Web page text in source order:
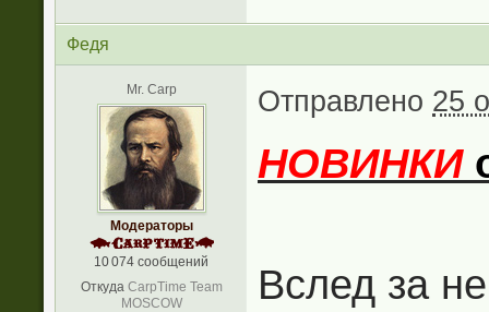
Федя
Mr. Carp
Модераторы
10 074 сообщений
Откуда CarpTime Team
MOSCOW
Отправлено 25
НОВИНКИ
Вслед за